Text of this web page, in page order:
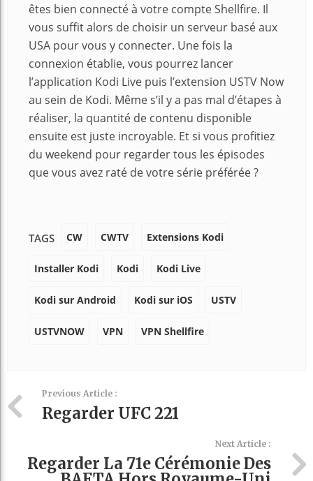
êtes bien connecté à votre compte Shellfire. Il
vous suffit alors de choisir un serveur basé aux
USA pour vous y connecter. Une fois la
connexion établie, vous pourrez lancer
l’application Kodi Live puis l’extension USTV Now
au sein de Kodi. Même s’il y a pas mal d’étapes à
réaliser, la quantité de contenu disponible
ensuite est juste incroyable. Et si vous profitiez
du weekend pour regarder tous les épisodes
que vous avez raté de votre série préférée ?
TAGS CW CWTV Extensions Kodi
Installer Kodi Kodi Kodi Live
Kodi sur Android Kodi sur iOS USTV
USTVNOW VPN VPN Shellfire
Previous Article :
Regarder UFC 221
Next Article :
Regarder La 71e Cérémonie Des